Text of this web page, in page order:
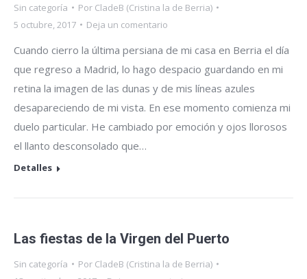
Sin categoría Por CladeB (Cristina la de Berria)
5 octubre, 2017
Deja un comentario
Cuando cierro la última persiana de mi casa en Berria el día
que regreso a Madrid, lo hago despacio guardando en mi
retina la imagen de las dunas y de mis líneas azules
desapareciendo de mi vista. En ese momento comienza mi
duelo particular. He cambiado por emoción y ojos llorosos
el llanto desconsolado que…
Detalles
Las fiestas de la Virgen del Puerto
Sin categoría Por CladeB (Cristina la de Berria)